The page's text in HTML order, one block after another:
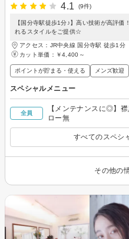
4.1
(9件)
【国分寺駅徒歩1分♪】高い技術が高評
れるスタイルをご提供☆
アクセス：JR中央線 国分寺駅 徒歩1分
カット単価： ￥4,400～
ポイントが貯まる・使える メンズ歓迎
スペシャルメニュー
全員
【メンテナンスに◎】
ロー無
すべてのスペシ
その他の